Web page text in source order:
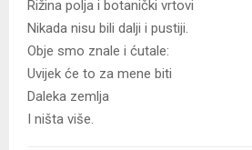
Rižina polja i botanički vrtovi
Nikada nisu bili dalji i pustiji.
Obje smo znale i ćutale:
Uvijek će to za mene biti
Daleka zemlja
I ništa više.